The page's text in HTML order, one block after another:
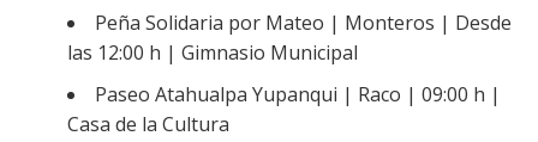
Peña Solidaria por Mateo | Monteros | Desde
las 12:00 h | Gimnasio Municipal
Paseo Atahualpa Yupanqui | Raco | 09:00 h |
Casa de la Cultura